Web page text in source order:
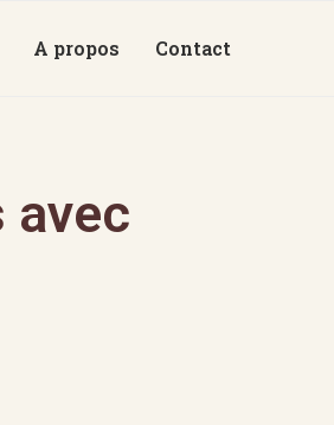
A propos Contact
avec